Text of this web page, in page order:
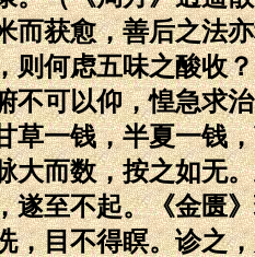
而获愈，善后之法
则何虑五味之酸收
可以仰，惶急求
草一钱，半夏一钱
大而数，按之如无
至不起。《金匮
，目不得瞑。诊之